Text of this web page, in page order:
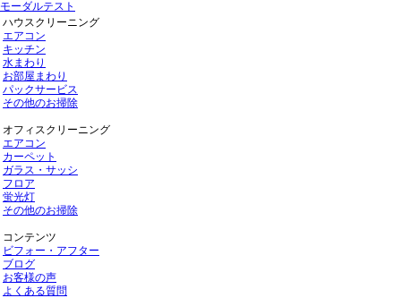
モーダルテスト
ハウスクリーニング
エアコン
キッチン
水まわり
お部屋まわり
パックサービス
その他のお掃除
オフィスクリーニング
エアコン
カーペット
ガラス・サッシ
フロア
蛍光灯
その他のお掃除
コンテンツ
ビフォー・アフター
ブログ
お客様の声
よくある質問